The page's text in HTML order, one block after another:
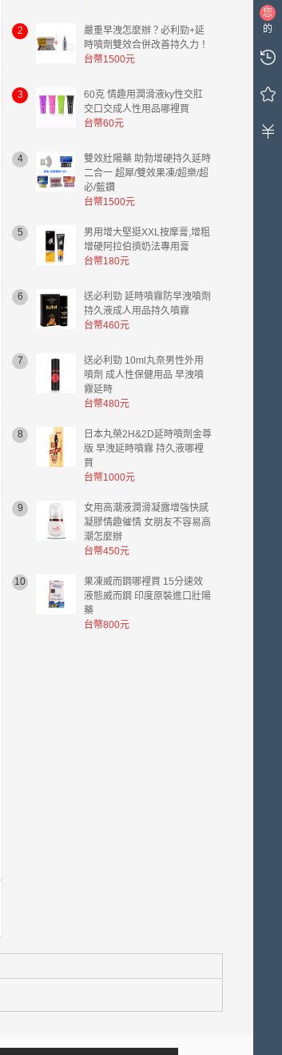
2
嚴重早洩怎麼辦？必利勁+延
時噴劑雙效合併改善持久力！
台幣1500元
3
60克 情趣用潤滑液ky性交肛
交口交成人性用品哪裡買
台幣60元
4
雙效壯陽藥 助勃增硬持久延時
二合一 超犀/雙效果凍/超樂/超
必/藍鑽
台幣1500元
5
男用增大堅挺XXL按摩膏,增粗
增硬阿拉伯擠奶法專用膏
台幣180元
6
送必利勁 延時噴霧防早洩噴劑
持久液成人用品持久噴霧
台幣460元
7
送必利勁 10ml丸奈男性外用
噴劑 成人性保健用品 早洩噴
霧延時
台幣480元
8
日本丸榮2H&2D延時噴劑金尊
版 早洩延時噴霧 持久液哪裡
買
台幣1000元
9
女用高潮液潤滑凝露增強快感
凝膠情趣催情 女朋友不容易高
潮怎麼辦
台幣450元
10
果凍威而鋼哪裡買 15分速效
液態威而鋼 印度原裝進口壯陽
藥
台幣800元
您
的
物
中
0
件